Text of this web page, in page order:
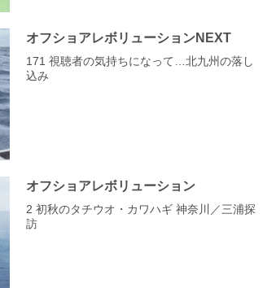
オフショアレボリューションNEXT
171 視聴者の気持ちになって…北九州の落し
込み
オフショアレボリューション
2 初秋のタチウオ・カワハギ 神奈川／三浦探
訪